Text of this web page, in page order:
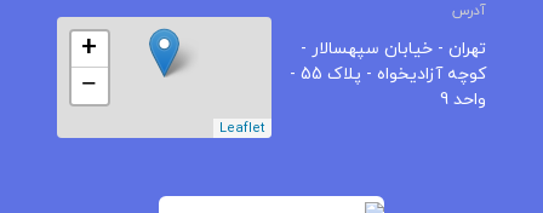
آدرس
تهران - خیابان سپهسالار -
کوچه آزادیخواه - پلاک 55 -
واحد 9
+
−
Leaflet